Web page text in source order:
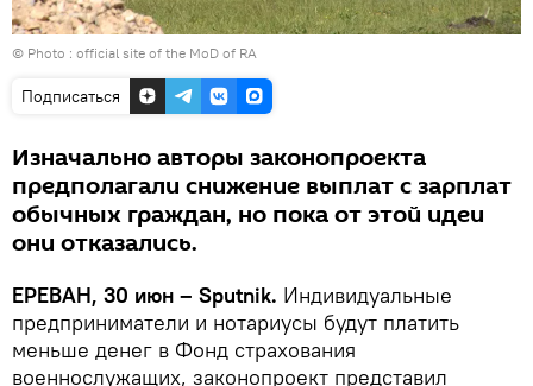
© Photo : official site of the MoD of RA
Подписаться
Изначально авторы законопроекта
предполагали снижение выплат с зарплат
обычных граждан, но пока от этой идеи
они отказались.
ЕРЕВАН, 30 июн – Sputnik․ Индивидуальные
предприниматели и нотариусы будут платить
меньше денег в Фонд страхования
военнослужащих, законопроект представил